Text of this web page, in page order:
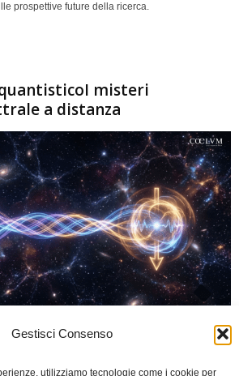
Gestisci Consenso
utilizziamo tecnologie come i cookie per
prospettive future della ricerca.
misteri
a distanza
0
mostrare correlazioni che sembrano ignorare